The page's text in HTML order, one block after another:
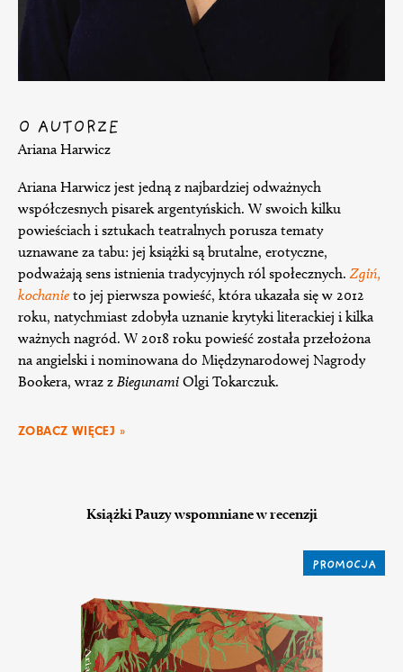
O AUTORZE
Ariana Harwicz
Ariana Harwicz jest jedną z najbardziej odważnych
współczesnych pisarek argentyńskich. W swoich kilku
powieściach i sztukach teatralnych porusza tematy
uznawane za tabu: jej książki są brutalne, erotyczne,
podważają sens istnienia tradycyjnych ról społecznych.Zgiń,
kochanie to jej pierwsza powieść, która ukazała się w 2012
roku, natychmiast zdobyła uznanie krytyki literackiej i kilka
ważnych nagród. W 2018 roku powieść została przełożona
na angielski i nominowana do Międzynarodowej Nagrody
Bookera, wraz z Biegunami Olgi Tokarczuk.
ZOBACZ WIĘCEJ »
Książki Pauzy wspomniane w recenzji
PROMOCJA